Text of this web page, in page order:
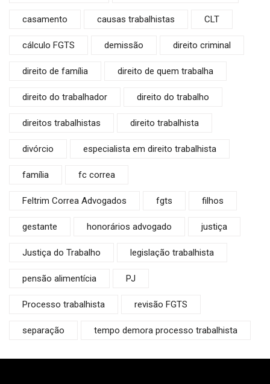
casamento causas trabalhistas CLT
cálculo FGTS demissão direito criminal
direito de família direito de quem trabalha
direito do trabalhador direito do trabalho
direitos trabalhistas direito trabalhista
divórcio especialista em direito trabalhista
família fc correa
Feltrim Correa Advogados fgts filhos
gestante honorários advogado justiça
Justiça do Trabalho legislação trabalhista
pensão alimentícia PJ
Processo trabalhista revisão FGTS
separação tempo demora processo trabalhista